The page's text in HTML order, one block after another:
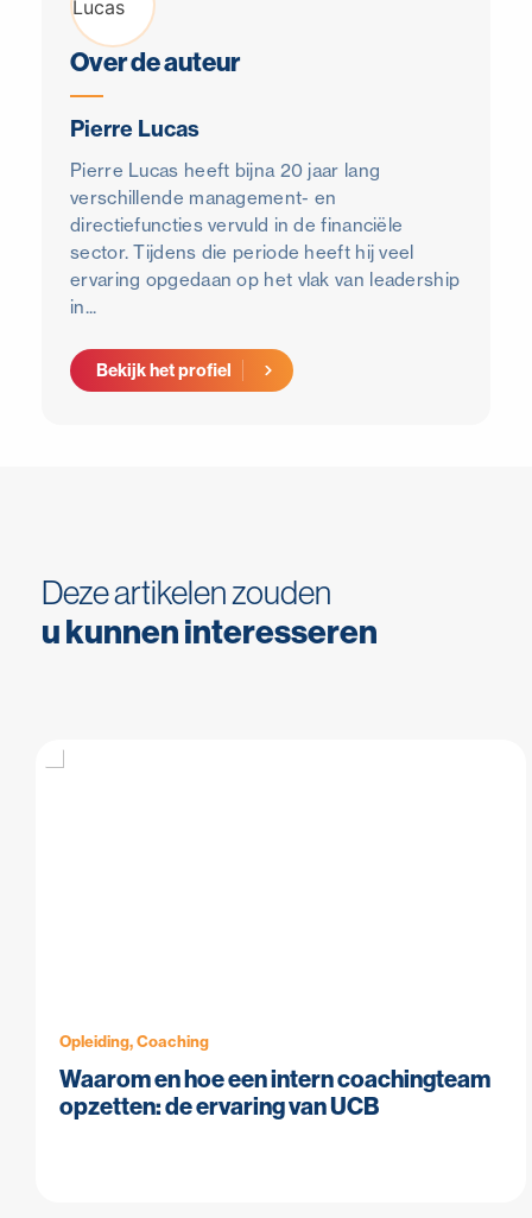
Over de auteur
Pierre Lucas
Pierre Lucas heeft bijna 20 jaar lang
verschillende management- en
directiefuncties vervuld in de financiële
sector. Tijdens die periode heeft hij veel
ervaring opgedaan op het vlak van leadership
in...
Bekijk het profiel
Deze artikelen zouden
u kunnen interesseren
Opleiding, Coaching
Waarom en hoe een intern coachingteam
opzetten: de ervaring van UCB